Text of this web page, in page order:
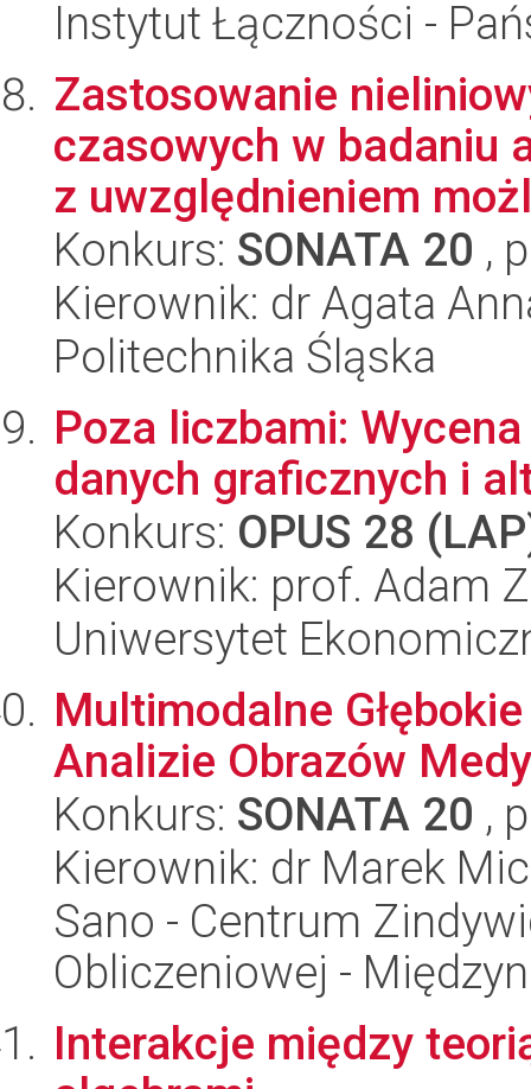
Instytut Łączności -
Zastosowanie
czasowych w badaniu
z uwzględnieniem
Konkurs: SONATA 20 ,
Kierownik: dr Agata
Politechnika Śląska
Poza liczbami:
danych graficznych i
Konkurs: OPUS 28
Kierownik: prof. Adam
Uniwersytet
Multimodalne
Analizie Obrazów
Konkurs: SONATA 20 ,
Kierownik: dr Marek
Sano - Centrum
Obliczeniowej -
Interakcje między